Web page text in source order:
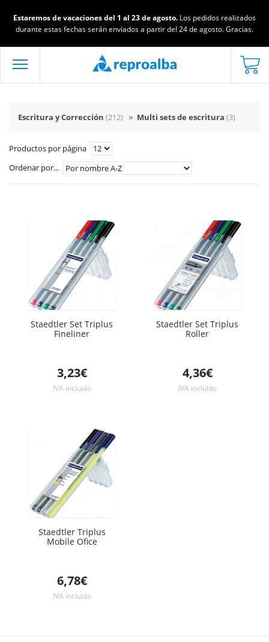
Estaremos de vacaciones del 1 al 23 de agosto. Los pedidos realizados
durante estas fechas serán enviados a partir del 24 de agosto. Gracias.
Escritura y Corrección (212) » Multi sets de escritura (3)
Productos por página
Ordenar por...
Staedtler Set Triplus
Fineliner
3,23€
IVA incluido
Staedtler Set Triplus
Roller
4,36€
IVA incluido
Staedtler Triplus
Mobile Ofice
6,78€
IVA incluido